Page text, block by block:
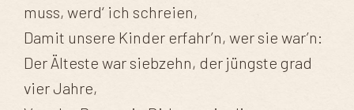
muss, werd‘ ich schreien,
Damit unsere Kinder erfahr’n, wer sie war’n:
Der Älteste war siebzehn, der jüngste grad
vier Jahre,